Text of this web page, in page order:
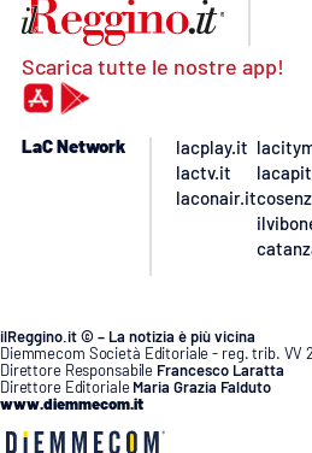
Scarica tutte le nostre app!
LaC Network
lacplay.it
lactv.it
laconair.it
ilReggino.it © – La notizia è più vicina
Diemmecom Società Editoriale - reg. trib. VV
Direttore Responsabile Francesco Laratta
Direttore Editoriale Maria Grazia Falduto
www.diemmecom.it